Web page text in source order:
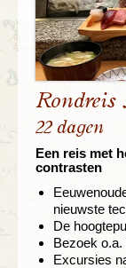
Rondreis
22 dagen
Een reis met
contrasten
nieuwste
De
Bezoek
Excursies